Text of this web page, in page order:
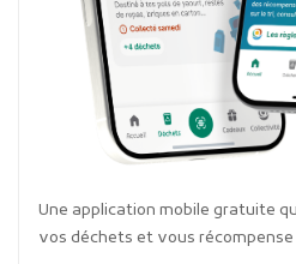
Une application mobile gratuite
vos déchets et vous